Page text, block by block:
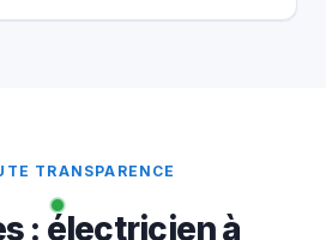
TRANSPARENCE
: électricien à